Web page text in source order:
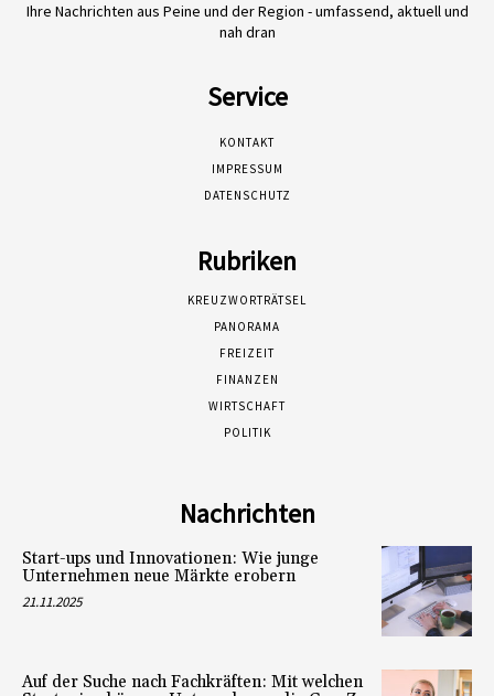
Ihre Nachrichten aus Peine und der Region - umfassend, aktuell und
nah dran
Service
KONTAKT
IMPRESSUM
DATENSCHUTZ
Rubriken
KREUZWORTRÄTSEL
PANORAMA
FREIZEIT
FINANZEN
WIRTSCHAFT
POLITIK
Nachrichten
Start-ups und Innovationen: Wie junge
Unternehmen neue Märkte erobern
21.11.2025
Auf der Suche nach Fachkräften: Mit welchen